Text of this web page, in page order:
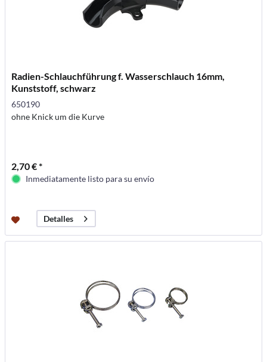
Radien-Schlauchführung f. Wasserschlauch 16mm,
Kunststoff, schwarz
650190
ohne Knick um die Kurve
2,70 € *
Inmediatamente listo para su envío
Detalles